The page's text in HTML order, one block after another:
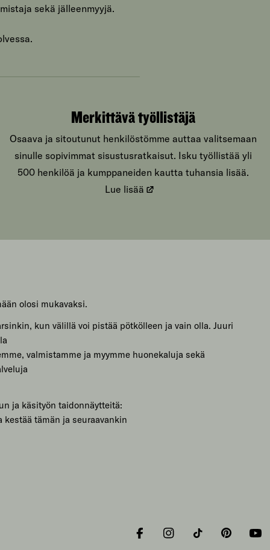
sekä jälleenmyyjä.
Merkittävä työllistäjä
Osaava ja sitoutunut henkilöstömme auttaa valitsemaan
sinulle sopivimmat sisustusratkaisut. Isku työllistää yli
500 henkilöä ja kumppaneiden kautta tuhansia lisää.
Lue lisää
olosi mukavaksi.
kun välillä voi pistää pötkölleen ja vain olla. Juuri
valmistamme ja myymme huonekaluja sekä
ja käsityön taidonnäytteitä:
tämän ja seuraavankin
FacebookInstagramTiktok Pinterest